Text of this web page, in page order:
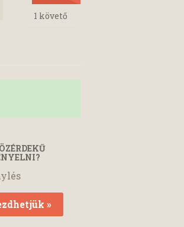
1 követő
»